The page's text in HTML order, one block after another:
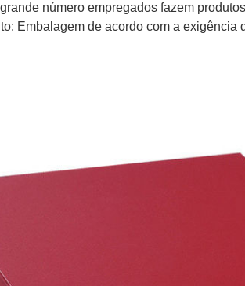
número empregados fazem
Embalagem de acordo com a exigência